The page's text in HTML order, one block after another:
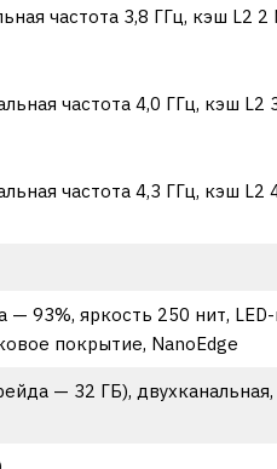
частота 3,8 ГГц, кэш L2
частота 4,0 ГГц, кэш
частота 4,3 ГГц, кэш
93%, яркость 250 нит,
покрытие, NanoEdge
— 32 ГБ),